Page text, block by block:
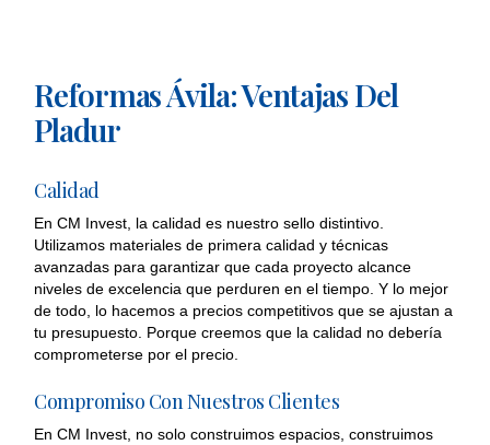
Reformas Ávila: Ventajas Del
Pladur
Calidad
En CM Invest, la calidad es nuestro sello distintivo.
Utilizamos materiales de primera calidad y técnicas
avanzadas para garantizar que cada proyecto alcance
niveles de excelencia que perduren en el tiempo.Y lo mejor
de todo, lo hacemos a precios competitivos que se ajustan a
tu presupuesto. Porque creemos que la calidad no debería
comprometerse por el precio.
Compromiso Con Nuestros Clientes
En CM Invest, no solo construimos espacios, construimos